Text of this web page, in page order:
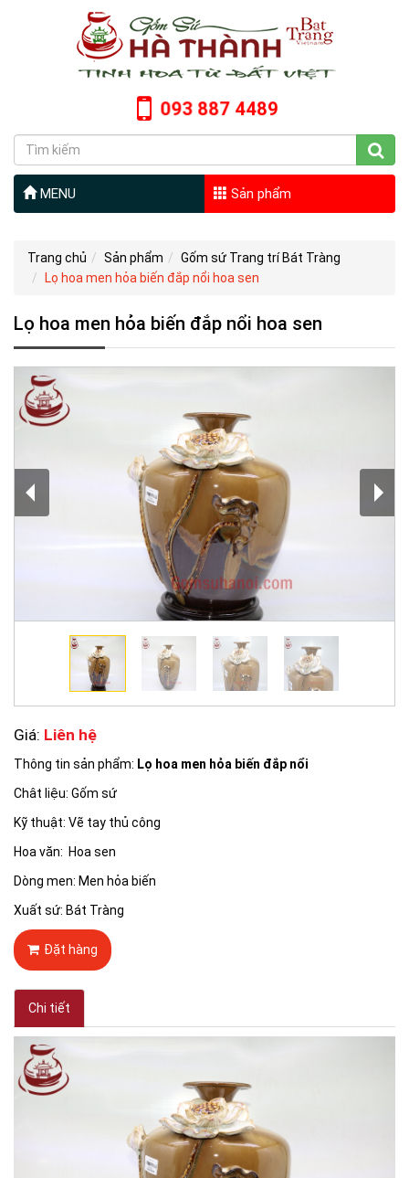
093 887 4489
MENU Sản phẩm
Trang chủ Sản phẩm
Gốm sứ Trang trí Bát Tràng
Lọ hoa men hỏa biến đắp nổi hoa sen
Lọ hoa men hỏa biến đắp nổi hoa sen
Giá: Liên hệ
Thông tin sản phẩm: Lọ hoa men hỏa biến đắp nổi
Chât liệu: Gốm sứ
Kỹ thuật: Vẽ tay thủ công
Hoa văn: Hoa sen
Dòng men: Men hỏa biến
Xuất sứ: Bát Tràng
Đặt hàng
Chi tiết